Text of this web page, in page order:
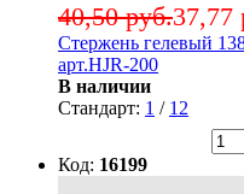
37,77
40,50 руб.
Стержень гелевый
арт.HJR-200
В наличии
Стандарт: 1 / 12
Код: 16199